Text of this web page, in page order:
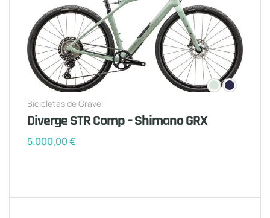
Bicicletas de Gravel
Diverge STR Comp – Shimano GRX
5.000,00€